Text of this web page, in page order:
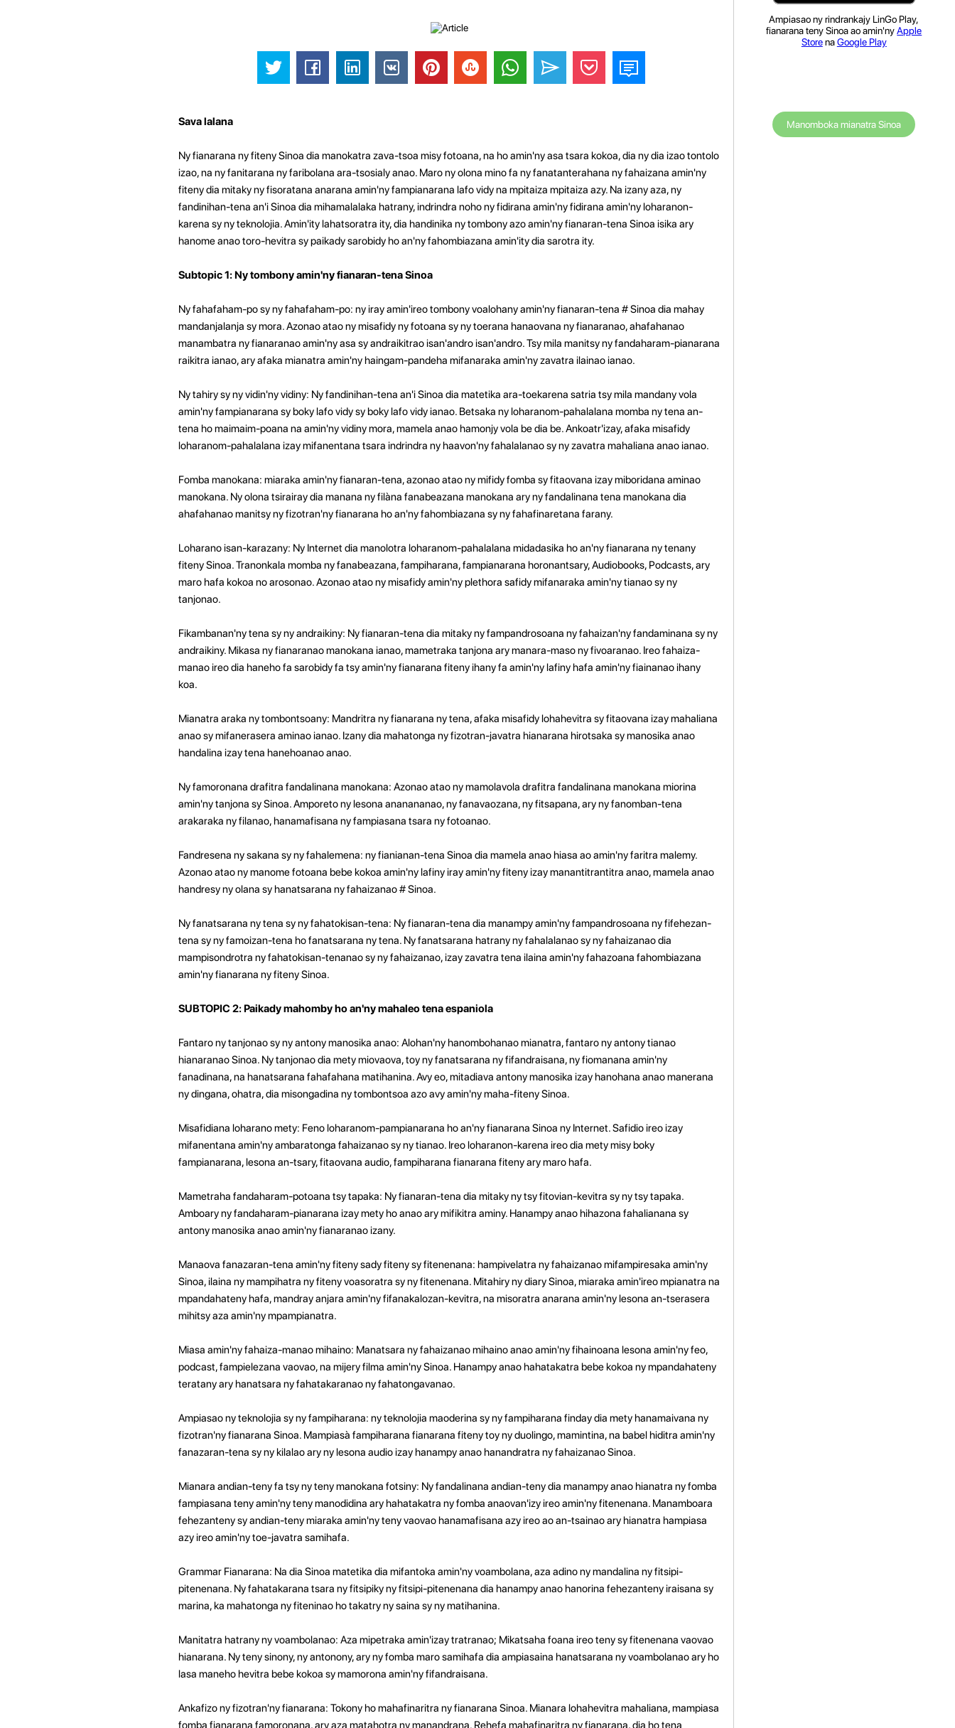
Sava lalana
Ny fianarana ny fiteny Sinoa dia manokatra zava-tsoa misy fotoana, na ho amin'ny asa tsara kokoa, dia ny dia izao tontolo
izao, na ny fanitarana ny faribolana ara-tsosialy anao. Maro ny olona mino fa ny fanatanterahana ny fahaizana amin'ny
fiteny dia mitaky ny fisoratana anarana amin'ny fampianarana lafo vidy na mpitaiza mpitaiza azy. Na izany aza, ny
fandinihan-tena an'i Sinoa dia mihamalalaka hatrany, indrindra noho ny fidirana amin'ny fidirana amin'ny loharanon-
karena sy ny teknolojia. Amin'ity lahatsoratra ity, dia handinika ny tombony azo amin'ny fianaran-tena Sinoa isika ary
hanome anao toro-hevitra sy paikady sarobidy ho an'ny fahombiazana amin'ity dia sarotra ity.
Subtopic 1: Ny tombony amin'ny fianaran-tena Sinoa
Ny fahafaham-po sy ny fahafaham-po: ny iray amin'ireo tombony voalohany amin'ny fianaran-tena # Sinoa dia mahay
mandanjalanja sy mora. Azonao atao ny misafidy ny fotoana sy ny toerana hanaovana ny fianaranao, ahafahanao
manambatra ny fianaranao amin'ny asa sy andraikitrao isan'andro isan'andro. Tsy mila manitsy ny fandaharam-pianarana
raikitra ianao, ary afaka mianatra amin'ny haingam-pandeha mifanaraka amin'ny zavatra ilainao ianao.
Ny tahiry sy ny vidin'ny vidiny: Ny fandinihan-tena an'i Sinoa dia matetika ara-toekarena satria tsy mila mandany vola
amin'ny fampianarana sy boky lafo vidy sy boky lafo vidy ianao. Betsaka ny loharanom-pahalalana momba ny tena an-
tena ho maimaim-poana na amin'ny vidiny mora, mamela anao hamonjy vola be dia be. Ankoatr'izay, afaka misafidy
loharanom-pahalalana izay mifanentana tsara indrindra ny haavon'ny fahalalanao sy ny zavatra mahaliana anao ianao.
Fomba manokana: miaraka amin'ny fianaran-tena, azonao atao ny mifidy fomba sy fitaovana izay miboridana aminao
manokana. Ny olona tsirairay dia manana ny filàna fanabeazana manokana ary ny fandalinana tena manokana dia
ahafahanao manitsy ny fizotran'ny fianarana ho an'ny fahombiazana sy ny fahafinaretana farany.
Loharano isan-karazany: Ny Internet dia manolotra loharanom-pahalalana midadasika ho an'ny fianarana ny tenany
fiteny Sinoa. Tranonkala momba ny fanabeazana, fampiharana, fampianarana horonantsary, Audiobooks, Podcasts, ary
maro hafa kokoa no arosonao. Azonao atao ny misafidy amin'ny plethora safidy mifanaraka amin'ny tianao sy ny
tanjonao.
Fikambanan'ny tena sy ny andraikiny: Ny fianaran-tena dia mitaky ny fampandrosoana ny fahaizan'ny fandaminana sy ny
andraikiny. Mikasa ny fianaranao manokana ianao, mametraka tanjona ary manara-maso ny fivoaranao. Ireo fahaiza-
manao ireo dia haneho fa sarobidy fa tsy amin'ny fianarana fiteny ihany fa amin'ny lafiny hafa amin'ny fiainanao ihany
koa.
Mianatra araka ny tombontsoany: Mandritra ny fianarana ny tena, afaka misafidy lohahevitra sy fitaovana izay mahaliana
anao sy mifanerasera aminao ianao. Izany dia mahatonga ny fizotran-javatra hianarana hirotsaka sy manosika anao
handalina izay tena hanehoanao anao.
Ny famoronana drafitra fandalinana manokana: Azonao atao ny mamolavola drafitra fandalinana manokana miorina
amin'ny tanjona sy Sinoa. Amporeto ny lesona ananananao, ny fanavaozana, ny fitsapana, ary ny fanomban-tena
arakaraka ny filanao, hanamafisana ny fampiasana tsara ny fotoanao.
Fandresena ny sakana sy ny fahalemena: ny fianianan-tena Sinoa dia mamela anao hiasa ao amin'ny faritra malemy.
Azonao atao ny manome fotoana bebe kokoa amin'ny lafiny iray amin'ny fiteny izay manantitrantitra anao, mamela anao
handresy ny olana sy hanatsarana ny fahaizanao # Sinoa.
Ny fanatsarana ny tena sy ny fahatokisan-tena: Ny fianaran-tena dia manampy amin'ny fampandrosoana ny fifehezan-
tena sy ny famoizan-tena ho fanatsarana ny tena. Ny fanatsarana hatrany ny fahalalanao sy ny fahaizanao dia
mampisondrotra ny fahatokisan-tenanao sy ny fahaizanao, izay zavatra tena ilaina amin'ny fahazoana fahombiazana
amin'ny fianarana ny fiteny Sinoa.
SUBTOPIC 2: Paikady mahomby ho an'ny mahaleo tena espaniola
Fantaro ny tanjonao sy ny antony manosika anao: Alohan'ny hanombohanao mianatra, fantaro ny antony tianao
hianaranao Sinoa. Ny tanjonao dia mety miovaova, toy ny fanatsarana ny fifandraisana, ny fiomanana amin'ny
fanadinana, na hanatsarana fahafahana matihanina. Avy eo, mitadiava antony manosika izay hanohana anao manerana
ny dingana, ohatra, dia misongadina ny tombontsoa azo avy amin'ny maha-fiteny Sinoa.
Misafidiana loharano mety: Feno loharanom-pampianarana ho an'ny fianarana Sinoa ny Internet. Safidio ireo izay
mifanentana amin'ny ambaratonga fahaizanao sy ny tianao. Ireo loharanon-karena ireo dia mety misy boky
fampianarana, lesona an-tsary, fitaovana audio, fampiharana fianarana fiteny ary maro hafa.
Mametraha fandaharam-potoana tsy tapaka: Ny fianaran-tena dia mitaky ny tsy fitovian-kevitra sy ny tsy tapaka.
Amboary ny fandaharam-pianarana izay mety ho anao ary mifikitra aminy. Hanampy anao hihazona fahalianana sy
antony manosika anao amin'ny fianaranao izany.
Manaova fanazaran-tena amin'ny fiteny sady fiteny sy fitenenana: hampivelatra ny fahaizanao mifampiresaka amin'ny
Sinoa, ilaina ny mampihatra ny fiteny voasoratra sy ny fitenenana. Mitahiry ny diary Sinoa, miaraka amin'ireo mpianatra na
mpandahateny hafa, mandray anjara amin'ny fifanakalozan-kevitra, na misoratra anarana amin'ny lesona an-tserasera
mihitsy aza amin'ny mpampianatra.
Miasa amin'ny fahaiza-manao mihaino: Manatsara ny fahaizanao mihaino anao amin'ny fihainoana lesona amin'ny feo,
podcast, fampielezana vaovao, na mijery filma amin'ny Sinoa. Hanampy anao hahatakatra bebe kokoa ny mpandahateny
teratany ary hanatsara ny fahatakaranao ny fahatongavanao.
Ampiasao ny teknolojia sy ny fampiharana: ny teknolojia maoderina sy ny fampiharana finday dia mety hanamaivana ny
fizotran'ny fianarana Sinoa. Mampiasà fampiharana fianarana fiteny toy ny duolingo, mamintina, na babel hiditra amin'ny
fanazaran-tena sy ny kilalao ary ny lesona audio izay hanampy anao hanandratra ny fahaizanao Sinoa.
Mianara andian-teny fa tsy ny teny manokana fotsiny: Ny fandalinana andian-teny dia manampy anao hianatra ny fomba
fampiasana teny amin'ny teny manodidina ary hahatakatra ny fomba anaovan'izy ireo amin'ny fitenenana. Manamboara
fehezanteny sy andian-teny miaraka amin'ny teny vaovao hanamafisana azy ireo ao an-tsainao ary hianatra hampiasa
azy ireo amin'ny toe-javatra samihafa.
Grammar Fianarana: Na dia Sinoa matetika dia mifantoka amin'ny voambolana, aza adino ny mandalina ny fitsipi-
pitenenana. Ny fahatakarana tsara ny fitsipiky ny fitsipi-pitenenana dia hanampy anao hanorina fehezanteny iraisana sy
marina, ka mahatonga ny fiteninao ho takatry ny saina sy ny matihanina.
Manitatra hatrany ny voambolanao: Aza mipetraka amin'izay tratranao; Mikatsaha foana ireo teny sy fitenenana vaovao
hianarana. Ny teny sinony, ny antonony, ary ny fomba maro samihafa dia ampiasaina hanatsarana ny voambolanao ary ho
lasa maneho hevitra bebe kokoa sy mamorona amin'ny fifandraisana.
Ankafizo ny fizotran'ny fianarana: Tokony ho mahafinaritra ny fianarana Sinoa. Mianara lohahevitra mahaliana, mampiasa
fomba fianarana famoronana, ary aza matahotra ny manandrana. Rehefa mahafinaritra ny fianarana, dia ho tena
Ampiasao ny rindrankajy LinGo Play,
fianarana teny Sinoa ao amin'nyApple
StorenaGoogle Play
Manomboka mianatra Sinoa